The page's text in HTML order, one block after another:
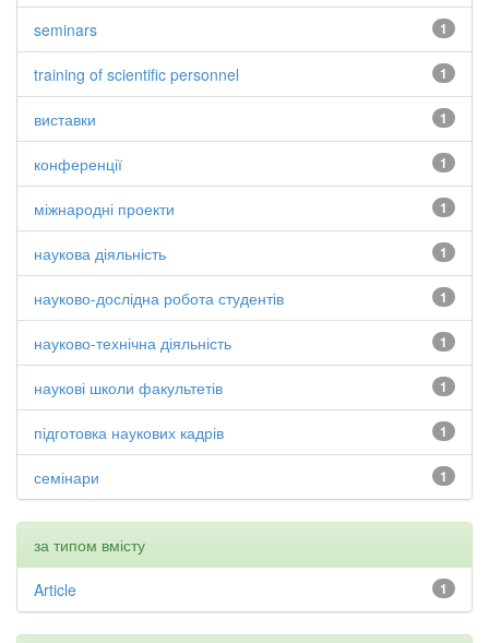
1
seminars
1
training of scientific personnel
1
виставки
1
конференції
1
міжнародні проекти
1
наукова діяльність
1
науково-дослідна робота студентів
1
науково-технічна діяльність
1
наукові школи факультетів
1
підготовка наукових кадрів
1
семінари
за типом вмісту
1
Article